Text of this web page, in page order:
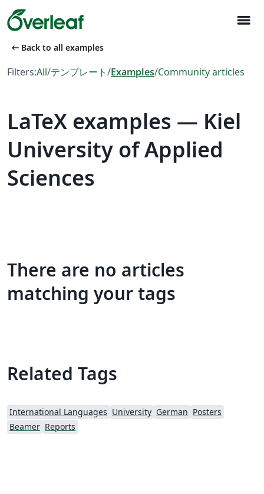
menu
arrow_left_alt Back to all examples
Filters:All/テンプレート/Examples/Community articles
LaTeX examples — Kiel
University of Applied
Sciences
There are no articles
matching your tags
Related Tags
International Languages University German Posters
Beamer Reports